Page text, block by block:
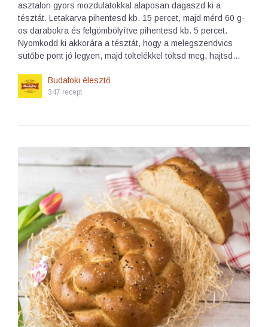
asztalon gyors mozdulatokkal alaposan dagaszd ki a
tésztát. Letakarva pihentesd kb. 15 percet, majd mérd 60 g-
os darabokra és felgömbölyítve pihentesd kb. 5 percet.
Nyomkodd ki akkorára a tésztát, hogy a melegszendvics
sütőbe pont jó legyen, majd töltelékkel töltsd meg, hajtsd…
Budafoki élesztő
347 recept